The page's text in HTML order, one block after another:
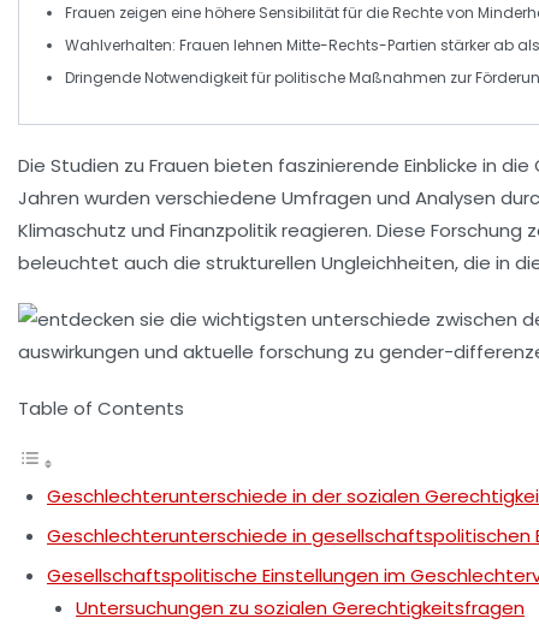
Frauen zeigen einehöhere Sensibilitätfür die Rechte von
Wahlverhalten: Frauen lehnen Mitte-Rechts-Partien stärker ab
Dringende Notwendigkeit für politische Maßnahmen zur
Die Studien zu Frauen bieten faszinierende Einblicke in die
Jahren wurden verschiedene Umfragen und Analysen
Klimaschutz und Finanzpolitikreagieren. Diese Forschung
beleuchtet auch die strukturellen Ungleichheiten, die in
Table of Contents
Geschlechterunterschiede in der sozialen
Geschlechterunterschiede in gesellschaftspolitischen
Gesellschaftspolitische Einstellungen im
Untersuchungen zu sozialen Gerechtigkeitsfragen